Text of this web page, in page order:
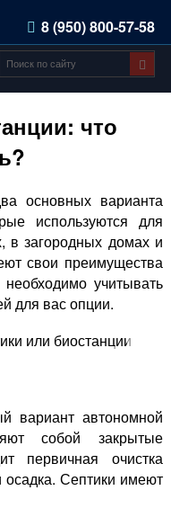
8 (950) 800-57-58
что
основных варианта
используются для
в загородных домах и
свои преимущества
учитывать
для вас опции.
вариант автономной
собой закрытые
первичная очистка
осадка. Септики имеют